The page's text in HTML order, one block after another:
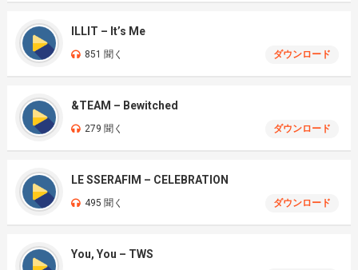
ILLIT – It’s Me
851 聞く ダウンロード
&TEAM – Bewitched
279 聞く ダウンロード
LE SSERAFIM – CELEBRATION
495 聞く ダウンロード
You, You – TWS